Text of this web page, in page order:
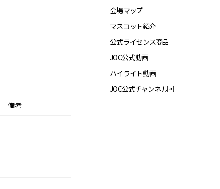
備考
会場マップ
マスコット紹介
公式ライセンス商品
JOC公式動画
ハイライト動画
JOC公式チャンネル